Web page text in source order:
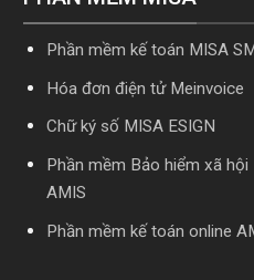
Phần mềm kế toán MISA
Hóa đơn điện tử Meinvoice
Chữ ký số MISA ESIGN
Phần mềm Bảo hiểm xã hội
AMIS
Phần mềm kế toán online